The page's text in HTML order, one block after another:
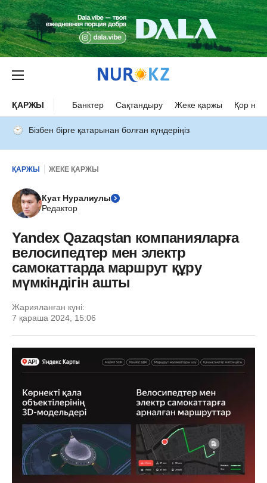
ҚАРЖЫ Банктер Сақтандыру Жеке қаржы Қор
Бізбен бірге қатарынан болған күндеріңіз
ҚАРЖЫ ЖЕКЕ ҚАРЖЫ
Куат Нуралиулы
Редактор
Yandex Qazaqstan компанияларға
велосипедтер мен электр
самокаттарда маршрут құру
мүмкіндігін ашты
Жарияланған күні:
7 қараша 2024, 15:06